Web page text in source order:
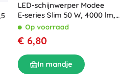
LED-schijnwerper Modee
E‑series Slim 50 W, 4000 lm,
6000 K, IP65, 120°
Op voorraad
€ 6,80
In mandje